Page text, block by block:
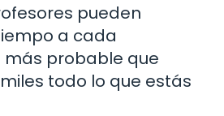
pueden
a cada
más probable que
todo lo que estás